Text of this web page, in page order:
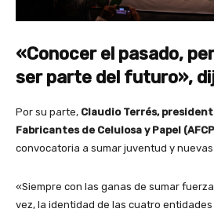
«Conocer el pasado,
ser parte del futuro»,
Por su parte, Claudio Terrés,
Fabricantes de Celulosa y Papel
convocatoria a sumar juventud y
«Siempre con las ganas de sumar
vez, la identidad de las cuatro